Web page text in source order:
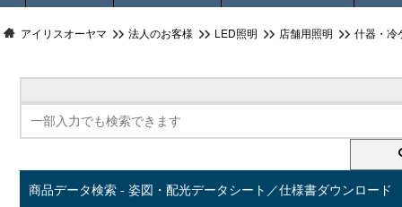
アイリスオーヤマ 法人のお客様 LED照明 店舗用照明 什器・冷
商品データ検索 - 姿図・配光データシート／仕様書ダウンロード